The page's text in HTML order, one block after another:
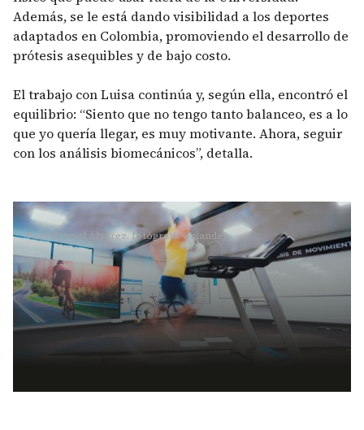
Además, se le está dando visibilidad a los deportes
adaptados en Colombia, promoviendo el desarrollo de
prótesis asequibles y de bajo costo.
El trabajo con Luisa continúa y, según ella, encontró el
equilibrio: “Siento que no tengo tanto balanceo, es a lo
que yo quería llegar, es muy motivante. Ahora, seguir
con los análisis biomecánicos”, detalla.
Foto: Daniel Álvarez, fotógrafo Uniandes